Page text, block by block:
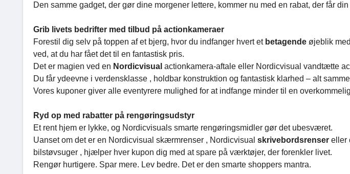
Den samme gadget, der gør dine morgener lettere, kommer nu med en rabat, der får
Grib livets bedrifter med tilbud på actionkameraer
Forestil dig selv på toppen af et bjerg, hvor du indfanger hvert et betagende øjeblik
ved, at du har fået det til en fantastisk pris.
Det er magien ved en Nordicvisual actionkamera-aftale eller Nordicvisual vandtætte
Du får ydeevne i verdensklasse , holdbar konstruktion og fantastisk klarhed – alt
Vores kuponer giver alle eventyrere mulighed for at indfange minder til en
Ryd op med rabatter på rengøringsudstyr
Et rent hjem er lykke, og Nordicvisuals smarte rengøringsmidler gør det ubesværet.
Uanset om det er en Nordicvisual skærmrenser , Nordicvisual skrivebordsrenser eller
bilstøvsuger , hjælper hver kupon dig med at spare på værktøjer, der forenkler livet.
Rengør hurtigere. Spar mere. Lev bedre. Det er den smarte shoppers mantra.